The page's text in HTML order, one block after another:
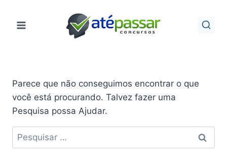
para
Parece que não conseguimos encontrar o que
você está procurando. Talvez fazer uma
Pesquisa possa Ajudar.
Pesquisar
por: